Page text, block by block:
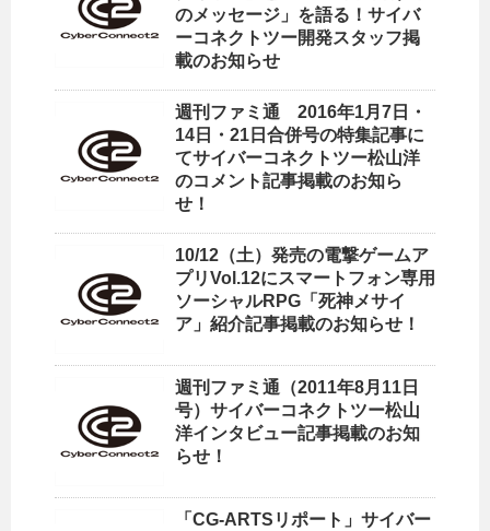
のメッセージ」を語る！サイバ
ーコネクトツー開発スタッフ掲
載のお知らせ
週刊ファミ通 2016年1月7日・
14日・21日合併号の特集記事に
てサイバーコネクトツー松山洋
のコメント記事掲載のお知ら
せ！
10/12（土）発売の電撃ゲームア
プリVol.12にスマートフォン専用
ソーシャルRPG「死神メサイ
ア」紹介記事掲載のお知らせ！
週刊ファミ通（2011年8月11日
号）サイバーコネクトツー松山
洋インタビュー記事掲載のお知
らせ！
「CG-ARTSリポート」サイバー